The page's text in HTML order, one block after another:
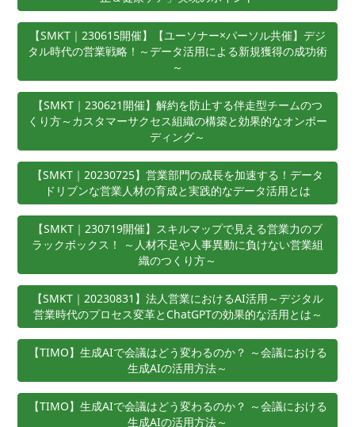
【SMKT｜230615開催】【ユーソナー×パーソル共催】デジ
タル時代の営業戦略！～データ活用による新規獲得の成功術
～
【SMKT｜230621開催】解約を防止する伴走型チームのつ
くり方～カスタマーサクセス組織の構築と効果的なオンボー
ディング～
【SMKT｜20230725】営業部門の成長を加速する！データ
ドリブンな営業人材の育成と実践的なデータ活用とは
【SMKT｜230719開催】スキルマップで見える営業力のブ
ラックボックス！ ～人材不足や人事異動に負けない営業組
織のつくり方～
【SMKT｜20230831】法人営業におけるAI活用～デジタル
営業時代のプロセス変革とChatGPTの効果的な活用とは～
【TIMO】生成AIで会議はどう変わるのか？ ～会議における
生成AIの活用方法～
【TIMO】生成AIで会議はどう変わるのか？ ～会議における
生成AIの活用方法～